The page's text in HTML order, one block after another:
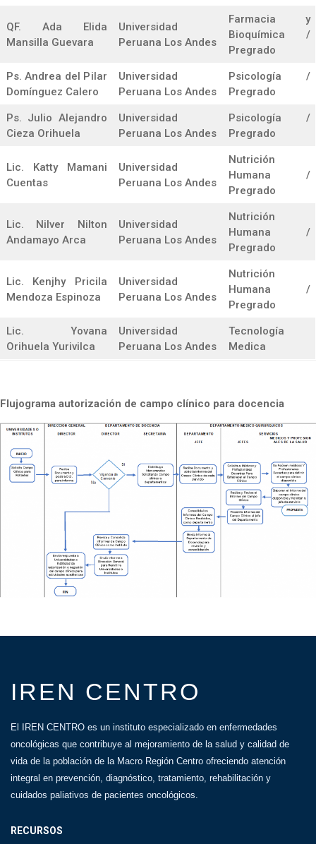
QF. Ada Elida
Mansilla Guevara
Universidad
Peruana Los Andes
Farmacia y
Bioquímica /
Pregrado
Ps. Andrea del Pilar
Domínguez Calero
Universidad
Peruana Los Andes
Psicología /
Pregrado
Ps. Julio Alejandro
Cieza Orihuela
Universidad
Peruana Los Andes
Psicología /
Pregrado
Lic. Katty Mamani
Cuentas
Universidad
Peruana Los Andes
Nutrición
Humana /
Pregrado
Lic. Nilver Nilton
Andamayo Arca
Universidad
Peruana Los Andes
Nutrición
Humana /
Pregrado
Lic. Kenjhy Pricila
Mendoza Espinoza
Universidad
Peruana Los Andes
Nutrición
Humana /
Pregrado
Lic. Yovana
Orihuela Yurivilca
Universidad
Peruana Los Andes
Tecnología
Medica
Flujograma autorización de campo clínico para docencia
IREN CENTRO
El IREN CENTRO es un instituto especializado en enfermedades
oncológicas que contribuye al mejoramiento de la salud y calidad de
vida de la población de la Macro Región Centro ofreciendo atención
integral en prevención, diagnóstico, tratamiento, rehabilitación y
cuidados paliativos de pacientes oncológicos.
RECURSOS